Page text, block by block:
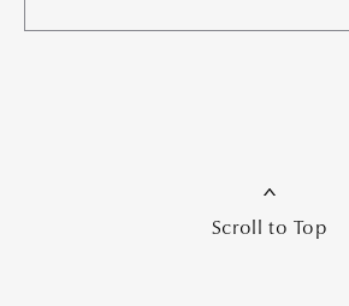
Scroll to Top